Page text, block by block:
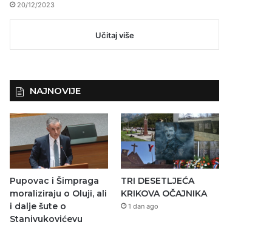
20/12/2023
Učitaj više
NAJNOVIJE
Pupovac i Šimpraga
moraliziraju o Oluji, ali
i dalje šute o
Stanivukovićevu
TRI DESETLJEĆA
KRIKOVA OČAJNIKA
1 dan ago